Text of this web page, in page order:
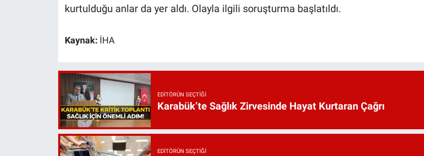
kurtulduğu anlar da yer aldı. Olayla ilgili soruşturma başlatıldı.
Kaynak: İHA
EDITÖRÜN SEÇTIĞI
Karabük’te Sağlık Zirvesinde Hayat Kurtaran Çağrı
EDITÖRÜN SEÇTIĞI